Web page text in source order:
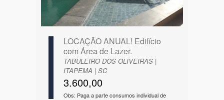
LOCAÇÃO ANUAL! Edifício
com Área de Lazer.
TABULEIRO DOS OLIVEIRAS |
ITAPEMA | SC
3.600,00
Obs: Paga a parte consumos individual de